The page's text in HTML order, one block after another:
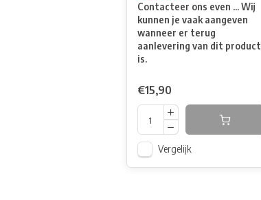
Contacteer ons even ... Wij
kunnen je vaak aangeven
wanneer er terug
aanlevering van dit product
is.
€15,90
Vergelijk